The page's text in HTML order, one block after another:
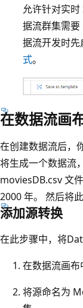
允许针对实
据流群集需
据流开发时
式。
在数据流画
在创建数据流后，
将生成一个数据流
moviesDB.csv 文
2000 年。 然后将
添加源转换
在此步骤中，将
在数据流画布
将源命名为